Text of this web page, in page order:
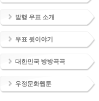
발행 우표 소개
우표 뒷이야기
대한민국 방방곡곡
우정문화웹툰